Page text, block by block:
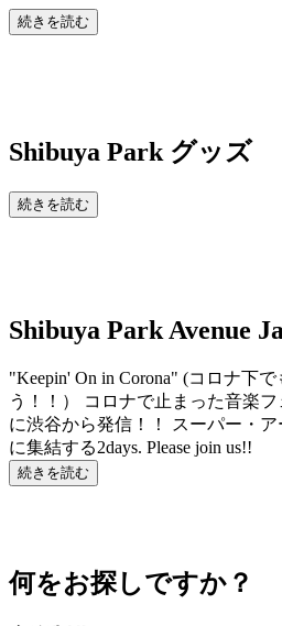
続きを読む
Shibuya Park グッズ
続きを読む
Shibuya Park Avenue
"Keepin' On in Corona" (コロナ下
う！！） コロナで止まった音楽
に渋谷から発信！！ スーパー・
に集結する2days. Please join us!!
続きを読む
何をお探しですか？